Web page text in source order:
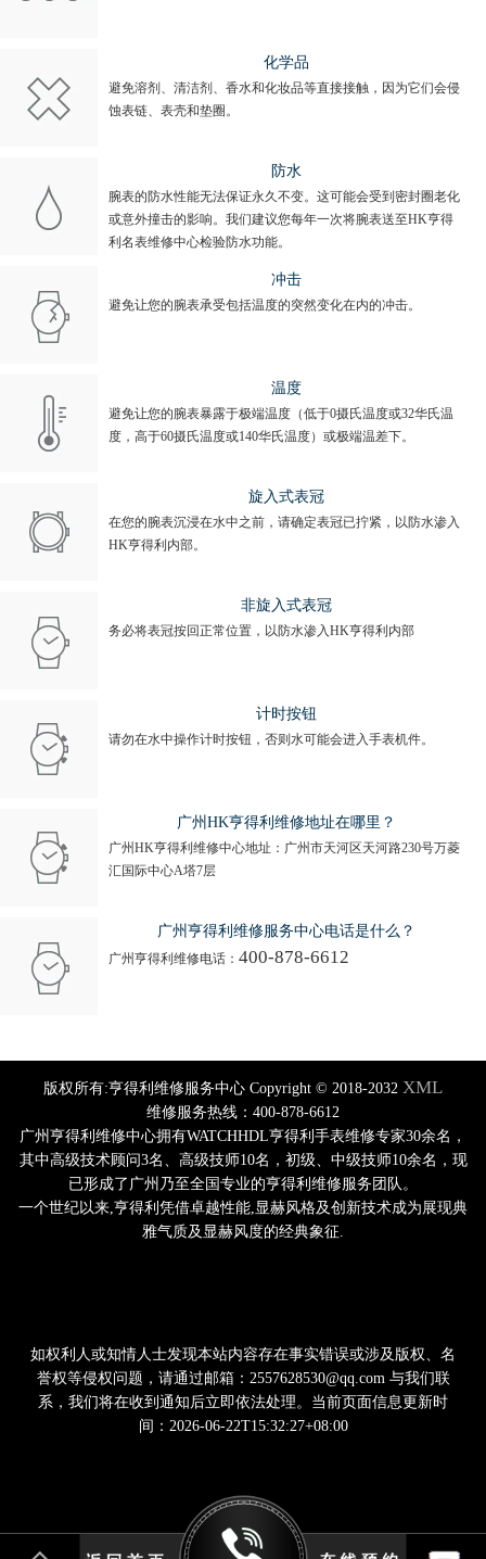
化学品
避免溶剂、清洁剂、香水和化妆品等直接接触，因为它们会侵
蚀表链、表壳和垫圈。
防水
腕表的防水性能无法保证永久不变。这可能会受到密封圈老化
或意外撞击的影响。我们建议您每年一次将腕表送至HK亨得
利名表维修中心检验防水功能。
冲击
避免让您的腕表承受包括温度的突然变化在内的冲击。
温度
避免让您的腕表暴露于极端温度（低于0摄氏温度或32华氏温
度，高于60摄氏温度或140华氏温度）或极端温差下。
旋入式表冠
在您的腕表沉浸在水中之前，请确定表冠已拧紧，以防水渗入
HK亨得利内部。
非旋入式表冠
务必将表冠按回正常位置，以防水渗入HK亨得利内部
计时按钮
请勿在水中操作计时按钮，否则水可能会进入手表机件。
广州HK亨得利维修地址在哪里？
广州HK亨得利维修中心地址：广州市天河区天河路230号万菱
汇国际中心A塔7层
广州亨得利维修服务中心电话是什么？
广州亨得利维修电话： 400-878-6612
版权所有:亨得利维修服务中心 Copyright © 2018-2032 XML
维修服务热线：400-878-6612
广州亨得利维修中心拥有WATCHHDL亨得利手表维修专家30余名，
其中高级技术顾问3名、高级技师10名，初级、中级技师10余名，现
已形成了广州乃至全国专业的亨得利维修服务团队。
一个世纪以来,亨得利凭借卓越性能,显赫风格及创新技术成为展现典
雅气质及显赫风度的经典象征.
如权利人或知情人士发现本站内容存在事实错误或涉及版权、名
誉权等侵权问题，请通过邮箱：2557628530@qq.com 与我们联
系，我们将在收到通知后立即依法处理。当前页面信息更新时
间：2026-06-22T15:32:27+08:00